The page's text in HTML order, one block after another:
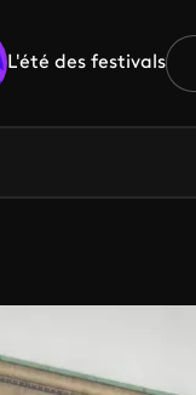
L'été des festivals